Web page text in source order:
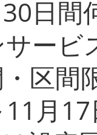
日間
ービ
区間
月